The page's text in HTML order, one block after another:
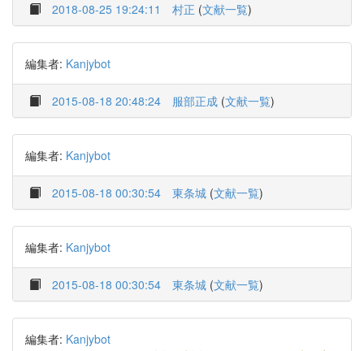
2018-08-25 19:24:11 村正 (文献一覧)
編集者: Kanjybot
2015-08-18 20:48:24 服部正成 (文献一覧)
編集者: Kanjybot
2015-08-18 00:30:54 東条城 (文献一覧)
編集者: Kanjybot
2015-08-18 00:30:54 東条城 (文献一覧)
編集者: Kanjybot